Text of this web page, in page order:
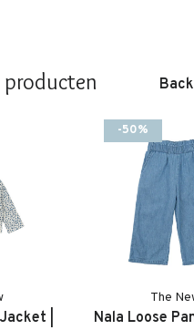
producten
|
-50%
The
Nala Loose